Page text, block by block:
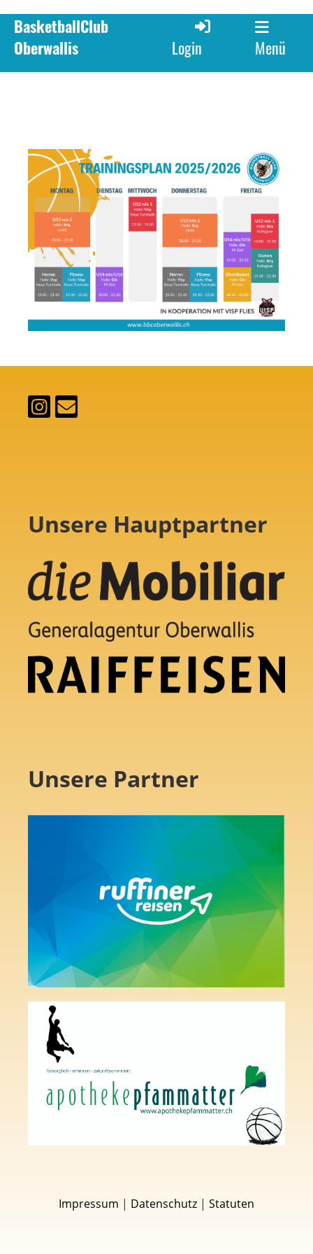
BasketballClub
Oberwallis
Login Menü
Unsere Hauptpartner
Unsere Partner
Impressum | Datenschutz | Statuten